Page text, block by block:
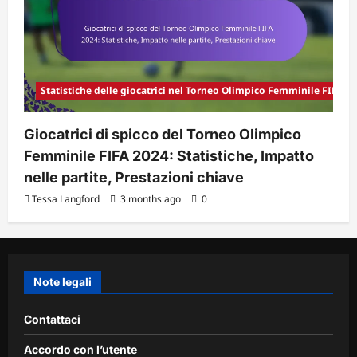
Statistiche delle giocatrici nel Torneo Olimpico Femminile FIFA
Giocatrici di spicco del Torneo Olimpico
Femminile FIFA 2024: Statistiche, Impatto
nelle partite, Prestazioni chiave
Tessa Langford 3 months ago 0
Note legali
Contattaci
Accordo con l’utente